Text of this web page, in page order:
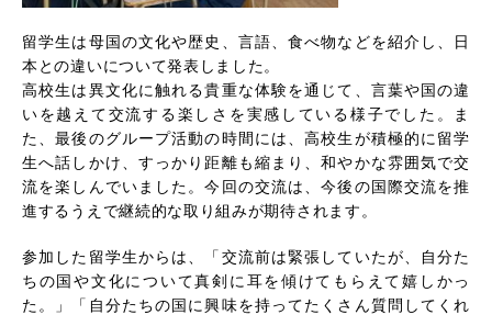
留学生は母国の文化や歴史、言語、食べ物などを紹介し、日
本との違いについて発表しました。
高校生は異文化に触れる貴重な体験を通じて、言葉や国の違
いを越えて交流する楽しさを実感している様子でした。ま
た、最後のグループ活動の時間には、高校生が積極的に留学
生へ話しかけ、すっかり距離も縮まり、和やかな雰囲気で交
流を楽しんでいました。今回の交流は、今後の国際交流を推
進するうえで継続的な取り組みが期待されます。
参加した留学生からは、「交流前は緊張していたが、自分た
ちの国や文化について真剣に耳を傾けてもらえて嬉しかっ
た。」「自分たちの国に興味を持ってたくさん質問してくれ